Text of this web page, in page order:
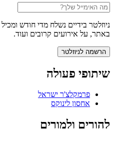
ניוזלטר בידיים נשלח מדי חודש
באתר, על אירועים קרובים ועוד.
שיתופי פעולה
פרמקלצ'ר ישראל
אחסון לינוקס
להורים ולמורים